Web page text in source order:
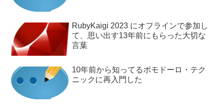
RubyKaigi 2023 にオフラインで参加し
て、思い出す13年前にもらった大切な
言葉
10年前から知ってるポモドーロ・テク
ニックに再入門した